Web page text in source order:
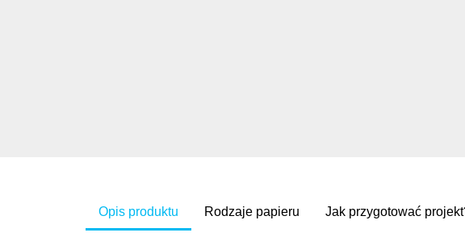
Opis produktu Rodzaje papieru Jak przygotować